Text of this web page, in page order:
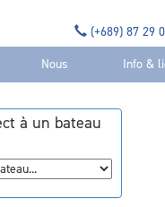
(+689) 87 29
Nous Info &
à un bateau